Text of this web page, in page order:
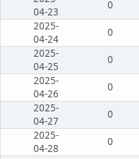
04-23
0
2025-
04-24
0
2025-
04-25
0
2025-
04-26
0
2025-
04-27
0
2025-
04-28
0